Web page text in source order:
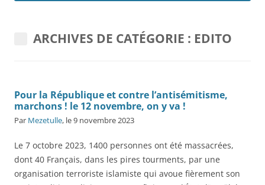
ARCHIVES DE CATÉGORIE : EDITO
Pour la République et contre l’antisémitisme,
marchons ! le 12 novembre, on y va !
Par Mezetulle, le 9 novembre 2023
Le 7 octobre 2023, 1400 personnes ont été massacrées,
dont 40 Français, dans les pires tourments, par une
organisation terroriste islamiste qui avoue fièrement son